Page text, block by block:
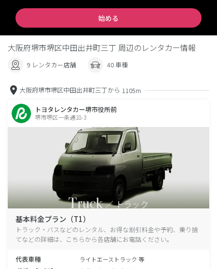
始める
大阪府堺市堺区中田出井町三丁 周辺のレンタカー情報
9 レンタカー店舗 40 車種
大阪府堺市堺区中田出井町三丁から 1105m
トヨタレンタカー堺市役所前
堺市堺区一条通18-3
基本料金プラン（T1）
トラック・バスなどのレンタル、お得な割引料金や予約、乗り捨
てなどの詳細は、こちらから各店舗にお電話ください。
代表車種 ライトエーストラック 等